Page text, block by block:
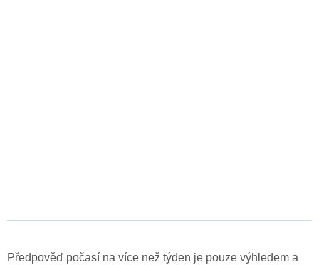
Předpověď počasí na více než týden je pouze výhledem a